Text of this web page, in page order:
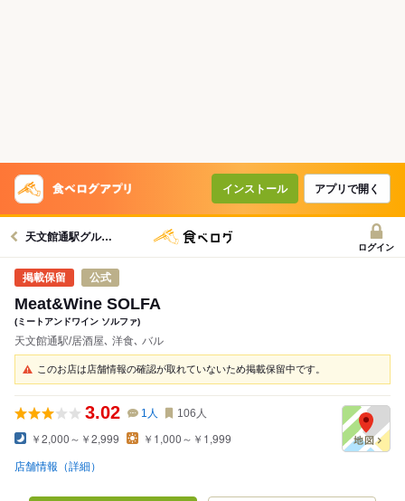
インストール アプリで開く
天文館通駅グルメへ
ログイン
公式
Meat&Wine SOLFA
(ミートアンドワイン ソルファ)
天文館通駅/居酒屋､ 洋食､ バル
このお店は店舗情報の確認が取れていないため掲載保留中です。
3.02 1 人 106 人
￥2,000～￥2,999 ￥1,000～￥1,999
店舗情報（詳細）